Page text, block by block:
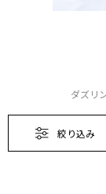
ダズリ
絞り込み